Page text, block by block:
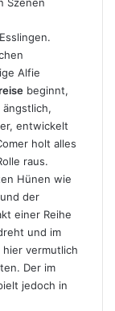
Szenen
Alfie
beginnt,
entwickelt
holt alles
raus.
Hünen wie
der
einer Reihe
und im
vermutlich
Der im
jedoch in